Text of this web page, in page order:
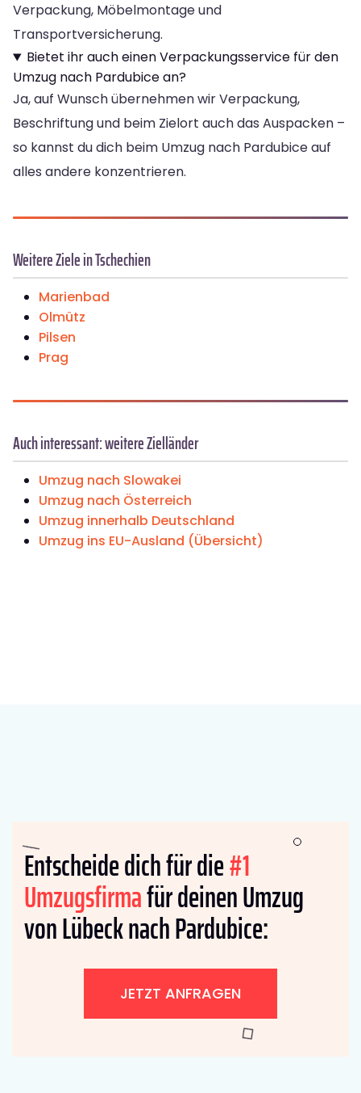
Verpackung, Möbelmontage und
Transportversicherung.
Bietet ihr auch einen Verpackungsservice für den
Umzug nach Pardubice an?
Ja, auf Wunsch übernehmen wir Verpackung,
Beschriftung und beim Zielort auch das Auspacken –
so kannst du dich beim Umzug nach Pardubice auf
alles andere konzentrieren.
Weitere Ziele in Tschechien
Marienbad
Olmütz
Pilsen
Prag
Auch interessant: weitere Zielländer
Umzug nach Slowakei
Umzug nach Österreich
Umzug innerhalb Deutschland
Umzug ins EU-Ausland (Übersicht)
Entscheide dich für die#1
Umzugsfirmafür deinen Umzug
von Lübeck nach Pardubice:
JETZT ANFRAGEN